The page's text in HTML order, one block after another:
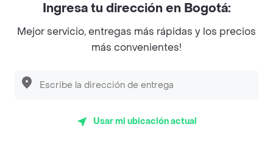
Pide tu comida favorita cerca de ti
Categorías
Ingresa tu dirección en Bogotá:
Mejor servicio, entregas más rápidas y los precios
más convenientes!
Usar mi ubicación actual